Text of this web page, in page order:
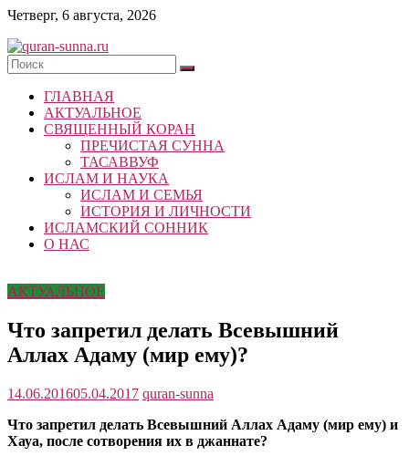
Skip
content
Четверг, 6 августа, 2026
quran-
sunna.ru
«Центр
исследований
Республики
Татарстан
ГЛАВНАЯ
АКТУАЛЬНОЕ
СВЯЩЕННЫЙ КОРАН
ПРЕЧИСТАЯ СУННА
ТАСАВВУФ
ИСЛАМ И НАУКА
ИСЛАМ И СЕМЬЯ
ИСТОРИЯ И ЛИЧНОСТИ
ИСЛАМСКИЙ СОННИК
О НАС
АКТУАЛЬНОЕ
Что запретил делать Всевышний
Аллах Адаму (мир ему)?
14.06.201605.04.2017 quran-sunna
Что запретил делать Всевышний Аллах Адаму (мир ему) и
Хауа, после сотворения их в джаннате?